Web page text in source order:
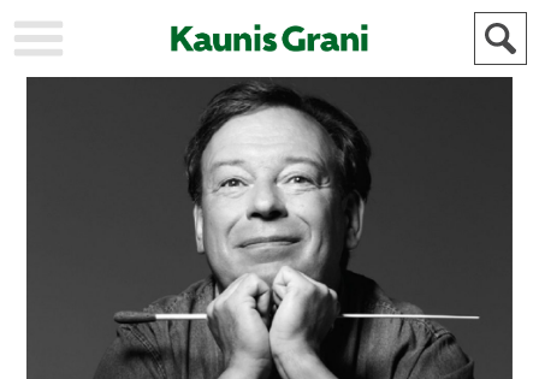
STADEN
AKTUELLT
IDROTT
KULTUR
HISTORIA
ALLMÄN
MAINOSTAJILLE
FÖR
ANNONSÖRER